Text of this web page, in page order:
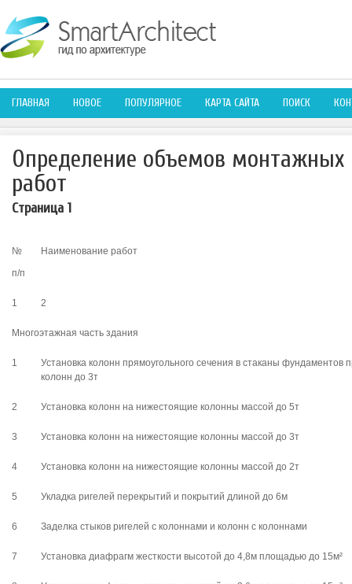
ГЛАВНАЯ НОВОЕ ПОПУЛЯРНОЕ КАРТА САЙТА ПОИСК
Определение объемов монтажных
работ
Страница 1
№
п/п
Наименование работ
1 2
Многоэтажная часть здания
1
Установка колонн прямоугольного сечения в стаканы фундаментов
колонн до 3т
2 Установка колонн на нижестоящие колонны массой до 5т
3 Установка колонн на нижестоящие колонны массой до 3т
4 Установка колонн на нижестоящие колонны массой до 2т
5 Укладка ригелей перекрытий и покрытий длиной до 6м
6 Заделка стыков ригелей с колоннами и колонн с колоннами
7 Установка диафрагм жесткости высотой до 4,8м площадью до 15м²